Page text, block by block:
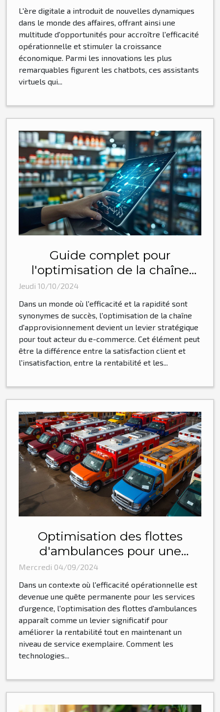
L'ère digitale a introduit de nouvelles dynamiques
dans le monde des affaires, offrant ainsi une
multitude d'opportunités pour accroître l'efficacité
opérationnelle et stimuler la croissance
économique. Parmi les innovations les plus
remarquables figurent les chatbots, ces assistants
virtuels qui...
Guide complet pour
l'optimisation de la chaîne
d'approvisionnement dans le
e-commerce
Jeudi 10/10/2024
Dans un monde où l'efficacité et la rapidité sont
synonymes de succès, l'optimisation de la chaîne
d'approvisionnement devient un levier stratégique
pour tout acteur du e-commerce. Cet élément peut
être la différence entre la satisfaction client et
l'insatisfaction, entre la rentabilité et les...
Optimisation des flottes
d'ambulances pour une
meilleure rentabilité
Mercredi 04/09/2024
Dans un contexte où l'efficacité opérationnelle est
devenue une quête permanente pour les services
d'urgence, l'optimisation des flottes d'ambulances
apparaît comme un levier significatif pour
améliorer la rentabilité tout en maintenant un
niveau de service exemplaire. Comment les
technologies...